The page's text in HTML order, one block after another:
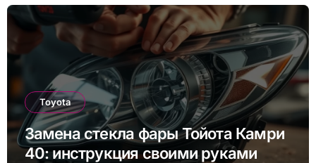
Toyota
Замена стекла фары Тойота Камри
40: инструкция своими руками